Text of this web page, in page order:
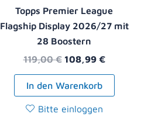
Topps Premier League
Flagship Display 2026/27 mit
28 Boostern
119,00€ 108,99 €
In den Warenkorb
Bitte einloggen